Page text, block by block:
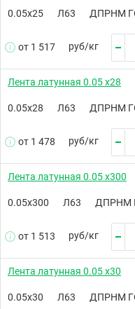
0.05х25 Л63 ДПРНМ
от 1 517 руб/кг
Лента латунная 0.05 х28
0.05х28 Л63 ДПРНМ
от 1 478 руб/кг
Лента латунная 0.05 х300
0.05х300 Л63 ДПРНМ
от 1 513 руб/кг
Лента латунная 0.05 х30
0.05х30 Л63 ДПРНМ